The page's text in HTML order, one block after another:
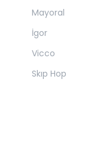
Mayoral
İgor
Vicco
Skıp Hop